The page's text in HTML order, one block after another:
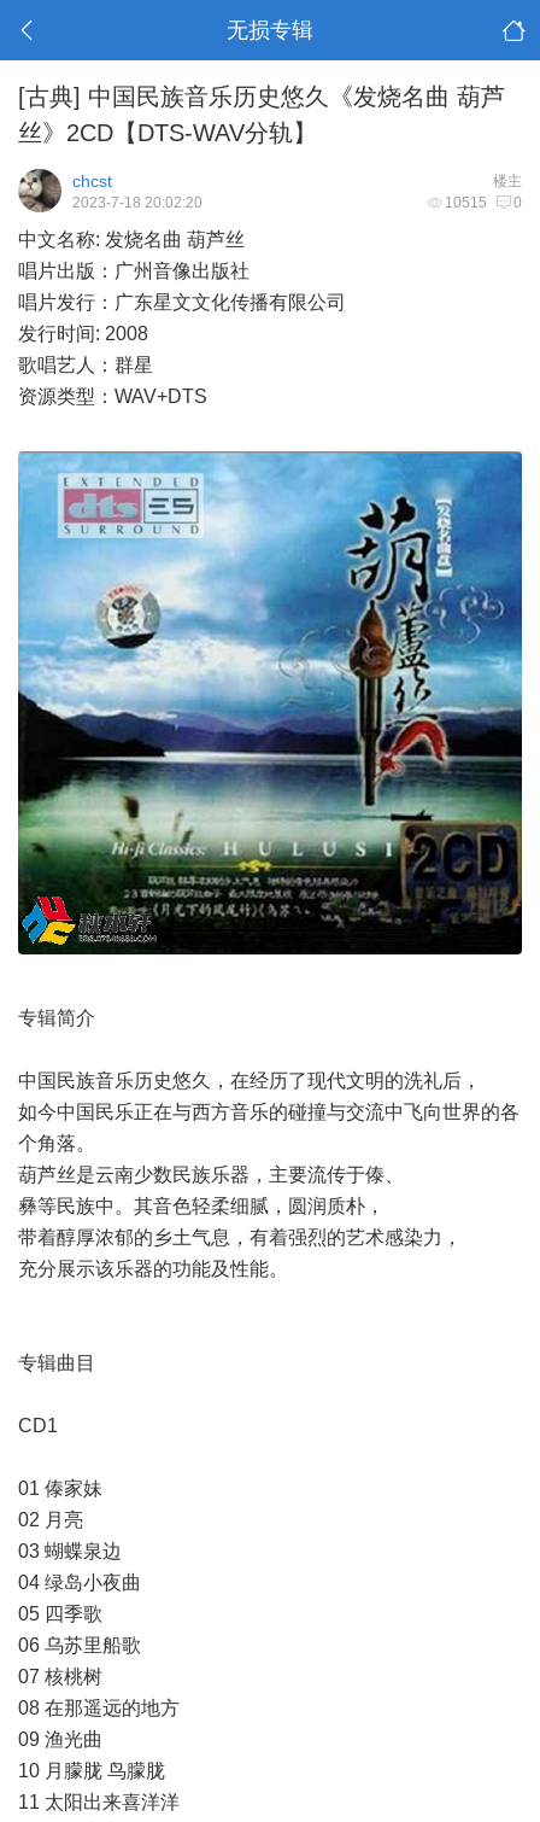
无损专辑
[古典] 中国民族音乐历史悠久《发烧名曲 葫芦
丝》2CD【DTS-WAV分轨】
楼主
chcst
10515 0
2023-7-18 20:02:20
中文名称: 发烧名曲 葫芦丝
唱片出版：广州音像出版社
唱片发行：广东星文文化传播有限公司
发行时间: 2008
歌唱艺人：群星
资源类型：WAV+DTS
专辑简介
中国民族音乐历史悠久，在经历了现代文明的洗礼后，
如今中国民乐正在与西方音乐的碰撞与交流中飞向世界的各
个角落。
葫芦丝是云南少数民族乐器，主要流传于傣、
彝等民族中。其音色轻柔细腻，圆润质朴，
带着醇厚浓郁的乡土气息，有着强烈的艺术感染力，
充分展示该乐器的功能及性能。
专辑曲目
CD1
01 傣家妹
02 月亮
03 蝴蝶泉边
04 绿岛小夜曲
05 四季歌
06 乌苏里船歌
07 核桃树
08 在那遥远的地方
09 渔光曲
10 月朦胧 鸟朦胧
11 太阳出来喜洋洋